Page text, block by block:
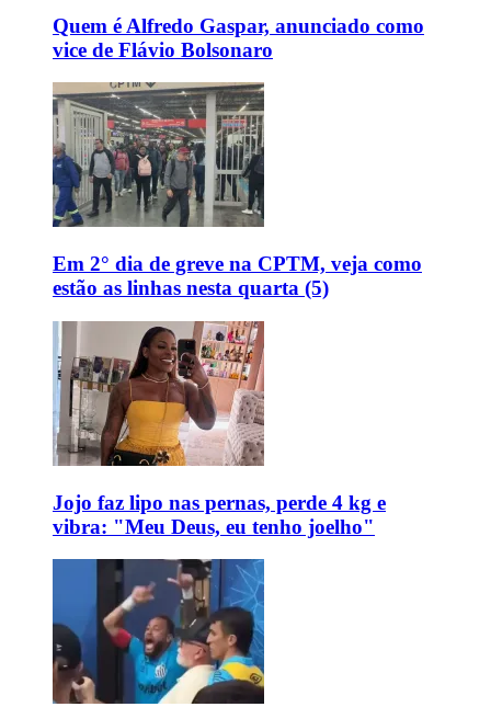
Quem é Alfredo Gaspar, anunciado como
vice de Flávio Bolsonaro
Em 2° dia de greve na CPTM, veja como
estão as linhas nesta quarta (5)
Jojo faz lipo nas pernas, perde 4 kg e
vibra: "Meu Deus, eu tenho joelho"